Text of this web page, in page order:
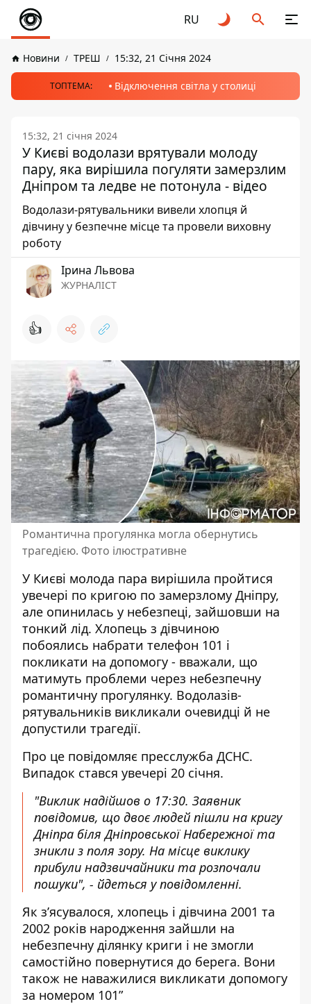
RU
Новини ТРЕШ 15:32, 21 Січня 2024
ТОПТЕМА: Відключення світла у столиці
15:32, 21 січня 2024
У Києві водолази врятували молоду
пару, яка вирішила погуляти замерзлим
Дніпром та ледве не потонула - відео
Водолази-рятувальники вивели хлопця й
дівчину у безпечне місце та провели виховну
роботу
Ірина Львова
ЖУРНАЛІСТ
👍
Романтична прогулянка могла обернутись
трагедією. Фото ілюстративне
У Києві молода пара вирішила пройтися
увечері по кригою по замерзлому Дніпру,
але опинилась у небезпеці, зайшовши на
тонкий лід. Хлопець з дівчиною
побоялись набрати телефон 101 і
покликати на допомогу - вважали, що
матимуть проблеми через небезпечну
романтичну прогулянку. Водолазів-
рятувальників викликали очевидці й не
допустили трагедії.
Про це повідомляє пресслужба ДСНС.
Випадок стався увечері 20 січня.
"Виклик надійшов о 17:30. Заявник
повідомив, що двоє людей пішли на кригу
Дніпра біля Дніпровської Набережної та
зникли з поля зору. На місце виклику
прибули надзвичайники та розпочали
пошуки", - йдеться у повідомленні.
Як з’ясувалося, хлопець і дівчина 2001 та
2002 років народження зайшли на
небезпечну ділянку криги і не змогли
самостійно повернутися до берега. Вони
також не наважилися викликати допомогу
за номером 101”